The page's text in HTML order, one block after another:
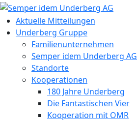
Aktuelle Mitteilungen
Underberg Gruppe
Familienunternehmen
Semper idem Underberg AG
Standorte
Kooperationen
180 Jahre Underberg
Die Fantastischen Vier
Kooperation mit OMR